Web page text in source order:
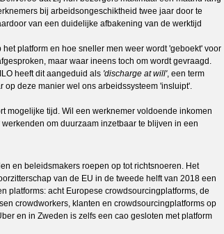
bij arbeidsongeschiktheid twee jaar door te
van een duidelijke afbakening van de werktijd
platform en hoe sneller men weer wordt 'geboekt' voor
maar waar ineens toch om wordt gevraagd.
heeft dit aangeduid als 'discharge at will', een term
deze manier wel ons arbeidssysteem 'insluipt'.
mogelijke tijd. Wil een werknemer voldoende inkomen
om duurzaam inzetbaar te blijven in een
en beleidsmakers roepen op tot richtsnoeren. Het
van de EU in de tweede helft van 2018 een
platforms: acht Europese crowdsourcingplatforms, de
crowdworkers, klanten en crowdsourcingplatforms op
en in Zweden is zelfs een cao gesloten met platform